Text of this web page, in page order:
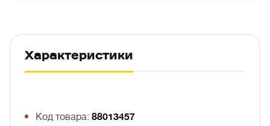
Характеристики
Код товара: 88013457